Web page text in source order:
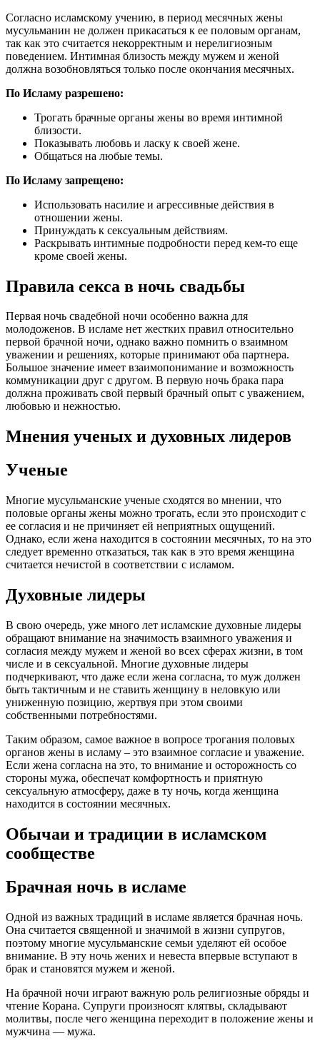
Согласно исламскому учению, в период месячных жены
мусульманин не должен прикасаться к ее половым органам,
так как это считается некорректным и нерелигиозным
поведением. Интимная близость между мужем и женой
должна возобновляться только после окончания месячных.
По Исламу разрешено:
Трогать брачные органы жены во время интимной
близости.
Показывать любовь и ласку к своей жене.
Общаться на любые темы.
По Исламу запрещено:
Использовать насилие и агрессивные действия в
отношении жены.
Принуждать к сексуальным действиям.
Раскрывать интимные подробности перед кем-то еще
кроме своей жены.
Правила секса в ночь свадьбы
Первая ночь свадебной ночи особенно важна для
молодоженов. В исламе нет жестких правил относительно
первой брачной ночи, однако важно помнить о взаимном
уважении и решениях, которые принимают оба партнера.
Большое значение имеет взаимопонимание и возможность
коммуникации друг с другом. В первую ночь брака пара
должна проживать свой первый брачный опыт с уважением,
любовью и нежностью.
Мнения ученых и духовных лидеров
Ученые
Многие мусульманские ученые сходятся во мнении, что
половые органы жены можно трогать, если это происходит с
ее согласия и не причиняет ей неприятных ощущений.
Однако, если жена находится в состоянии месячных, то на это
следует временно отказаться, так как в это время женщина
считается нечистой в соответствии с исламом.
Духовные лидеры
В свою очередь, уже много лет исламские духовные лидеры
обращают внимание на значимость взаимного уважения и
согласия между мужем и женой во всех сферах жизни, в том
числе и в сексуальной. Многие духовные лидеры
подчеркивают, что даже если жена согласна, то муж должен
быть тактичным и не ставить женщину в неловкую или
униженную позицию, жертвуя при этом своими
собственными потребностями.
Таким образом, самое важное в вопросе трогания половых
органов жены в исламу – это взаимное согласие и уважение.
Если жена согласна на это, то внимание и осторожность со
стороны мужа, обеспечат комфортность и приятную
сексуальную атмосферу, даже в ту ночь, когда женщина
находится в состоянии месячных.
Обычаи и традиции в исламском
сообществе
Брачная ночь в исламе
Одной из важных традиций в исламе является брачная ночь.
Она считается священной и значимой в жизни супругов,
поэтому многие мусульманские семьи уделяют ей особое
внимание. В эту ночь жених и невеста впервые вступают в
брак и становятся мужем и женой.
На брачной ночи играют важную роль религиозные обряды и
чтение Корана. Супруги произносят клятвы, складывают
молитвы, после чего женщина переходит в положение жены и
мужчина — мужа.